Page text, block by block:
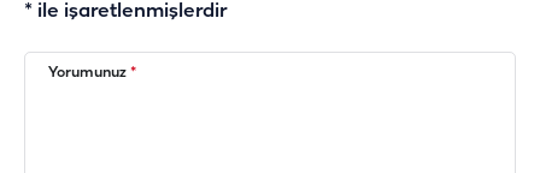
* ile işaretlenmişlerdir
Yorumunuz *